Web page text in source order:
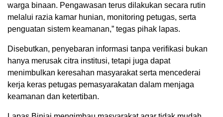
warga binaan. Pengawasan terus dilakukan secara rutin
melalui razia kamar hunian, monitoring petugas, serta
penguatan sistem keamanan,” tegas pihak lapas.
Disebutkan, penyebaran informasi tanpa verifikasi bukan
hanya merusak citra institusi, tetapi juga dapat
menimbulkan keresahan masyarakat serta mencederai
kerja keras petugas pemasyarakatan dalam menjaga
keamanan dan ketertiban.